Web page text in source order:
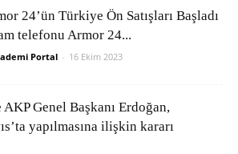
24’ün Türkiye Ön Satışları Başladı
telefonu Armor 24...
Portal - 16 Ekim 2023
Genel Başkanı Erdoğan,
yapılmasına ilişkin kararı